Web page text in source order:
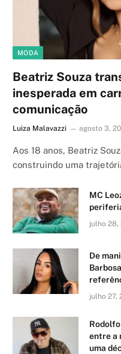
MODA
Beatriz Souza
inesperada em
comunicação
Luiza Malavazzi agosto 3,
Aos 18 anos, Beatriz
construindo uma
MC
julho 28,
De
julho 27,
entre a
uma